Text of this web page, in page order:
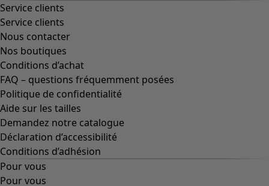
Service clients
Service clients
Nous contacter
Nos boutiques
Conditions d’achat
FAQ – questions fréquemment posées
Politique de confidentialité
Aide sur les tailles
Demandez notre catalogue
Déclaration d’accessibilité
Conditions d’adhésion
Pour vous
Pour vous